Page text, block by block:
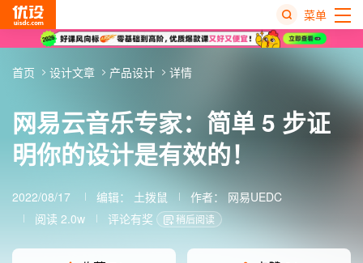
菜单
网易云音乐专家：简单 5 步证
明你的设计是有效的！
2022/08/17 编辑： 土拨鼠
作者： 网易UEDC
阅读 2.0w
评论有奖 稍后阅读
首页 设计文章 产品设计 详情